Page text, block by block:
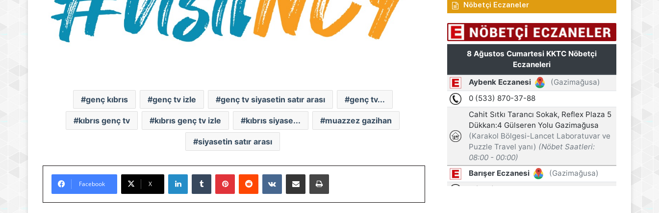
genç kıbrıs genç tv izle genç tv siyasetin satır arası genç tv...
kıbrıs genç tv kıbrıs genç tv izle kıbrıs siyase... muazzez gazihan
siyasetin satır arası
Facebook X
LinkedInTumblr PinterestReddit VKontakteE-Posta ile paylaş Yazdır
Nöbetçi Eczaneler